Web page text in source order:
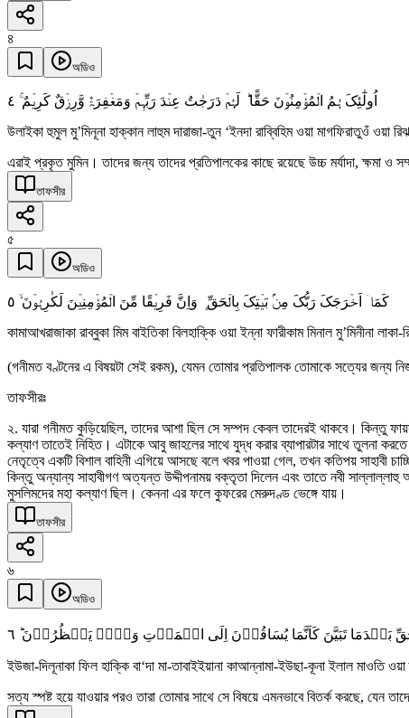
৪
অডিও
اُولٰٓئِکَ ہُمُ الۡمُؤۡمِنُوۡنَ حَقًّا ؕ لَہُمۡ دَرَجٰتٌ عِنۡدَ رَبِّہِمۡ وَمَغۡفِرَۃٌ وَّرِزۡقٌ کَرِیۡمٌ ۚ ٤
উলাইকা হুমুল মু’মিনূনা হাক্কান লাহুম দারাজা-তুন ‘ইনদা রাব্বিহিম ওয়া মাগফিরাতুওঁ ওয়া
এরাই প্রকৃত মুমিন। তাদের জন্য তাদের প্রতিপালকের কাছে রয়েছে উচ্চ মর্যাদা, ক্ষমা ও
তাফসীর
৫
অডিও
کَمَاۤ اَخۡرَجَکَ رَبُّکَ مِنۡۢ بَیۡتِکَ بِالۡحَقِّ ۪ وَاِنَّ فَرِیۡقًا مِّنَ الۡمُؤۡمِنِیۡنَ لَکٰرِہُوۡنَ ۙ ٥
কামাআখরাজাকা রাব্বুকা মিম বাইতিকা বিলহাক্কি ওয়া ইন্না ফারীকাম মিনাল মু’মিনীনা লাকা-
(গনীমত বণ্টনের এ বিষয়টা সেই রকম), যেমন তোমার প্রতিপালক তোমাকে সত্যের জন্য
তাফসীরঃ
২. যারা গনীমত কুড়িয়েছিল, তাদের আশা ছিল সে সম্পদ কেবল তাদেরই থাকবে। কিন্তু
কল্যাণ তাতেই নিহিত। এটাকে আবু জাহলের সাথে যুদ্ধ করার ব্যাপারটার সাথে তুলনা
নেতৃত্বে একটি বিশাল বাহিনী এগিয়ে আসছে বলে খবর পাওয়া গেল, তখন কতিপয় সাহাবী
কিন্তু অন্যান্য সাহাবীগণ অত্যন্ত উদ্দীপনাময় বক্তৃতা দিলেন এবং তাতে নবী
মুসলিমদের মহা কল্যাণ ছিল। কেননা এর ফলে কুফরের মেরুদণ্ড ভেঙ্গে যায়।
তাফসীর
৬
অডিও
بَعۡدَمَا تَبَیَّنَ کَاَنَّمَا یُسَاقُوۡنَ اِلَی الۡمَوۡتِ وَہُمۡ یَنۡظُرُوۡنَ ٦
ইউজা-দিলূনাকা ফিল হাক্কি বা‘দা মা-তাবাইইয়ানা কাআন্নামা-ইউছা-কূনা ইলাল মাওতি
সত্য স্পষ্ট হয়ে যাওয়ার পরও তারা তোমার সাথে সে বিষয়ে এমনভাবে বিতর্ক করছে, যেন